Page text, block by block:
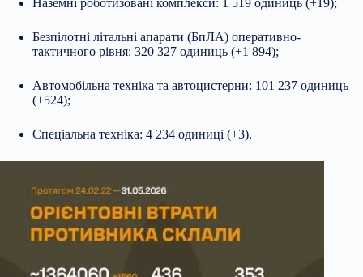
Безпілотні літальні апарати (БпЛА) оперативно-
тактичного рівня: 320 327 одиниць (+1 894);
Автомобільна техніка та автоцистерни: 101 237 одиниць
(+524);
Спеціальна техніка: 4 234 одиниці (+3).